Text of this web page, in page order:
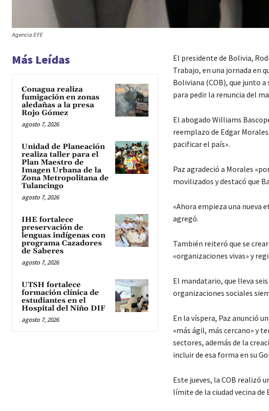
Agencia EFE
Más Leídas
Conagua realiza
fumigación en zonas
aledañas a la presa
Rojo Gómez
agosto 7, 2026
Unidad de Planeación
realiza taller para el
Plan Maestro de
Imagen Urbana de la
Zona Metropolitana de
Tulancingo
agosto 7, 2026
IHE fortalece
preservación de
lenguas indígenas con
programa Cazadores
de Saberes
agosto 7, 2026
UTSH fortalece
formación clínica de
estudiantes en el
Hospital del Niño DIF
agosto 7, 2026
El presidente de Bolivia,
Trabajo, en una jornada en
Boliviana (COB), que junto
para pedir la renuncia del
El abogado Williams
reemplazo de Edgar
pacificar el país».
Paz agradeció a Morales
movilizados y destacó que
«Ahora empieza una nueva
agregó.
También reiteró que se
«organizaciones vivas» y
El mandatario, que lleva
organizaciones sociales
En la víspera, Paz anunció
«más ágil, más cercano» y
sectores, además de la
incluir de esa forma en su
Este jueves, la COB realizó
límite de la ciudad vecina